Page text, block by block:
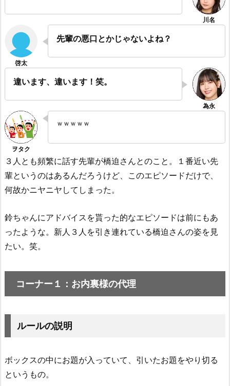
先輩の悪口とかじゃないよね？
違います、違います！笑。
ｗｗｗｗｗ
３人とも頻繁に話す先輩が橋迫さんとのこと。１番近い先
輩というのはあるんだろうけど、このエピソードだけで、
何故かニヤニヤしてしまった。
鈴ちゃんにアドバイスを貰った的なエピソードは前にもあ
ったような。新人３人を引き連れている橋迫さんの姿を見
たい。笑。
コーナー１：お内裏様の代理
ルールの説明
ボックスの中にお題が入っていて、引いたお題をやり切る
というもの。